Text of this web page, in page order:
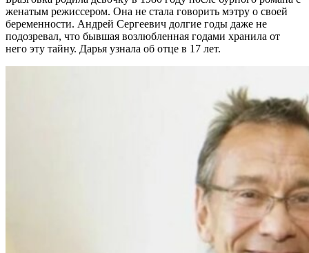
женатым режиссером. Она не стала говорить мэтру о своей
беременности. Андрей Сергеевич долгие годы даже не
подозревал, что бывшая возлюбленная годами хранила от
него эту тайну. Дарья узнала об отце в 17 лет.